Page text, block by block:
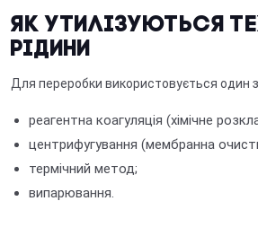
Як утилізуються
рідини
Для переробки використовується один
реагентна коагуляція (хімічне
центрифугування (мембранна
термічний метод;
випарювання.